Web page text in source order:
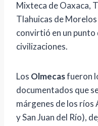
Mixteca de Oaxaca,
Tlahuicas de
convirtió en un
civilizaciones.
Los Olmecasfueron
documentados que
márgenes de los
y San Juan del Río),